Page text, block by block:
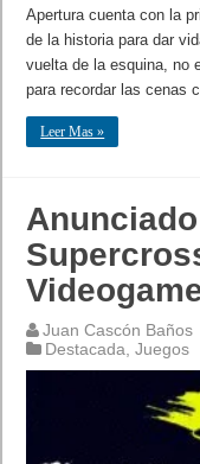
Apertura cuenta con la
de la historia para dar
vuelta de la esquina, no
para recordar las cenas
Leer Mas »
Juan Cascón Baños
Destacada ,Juegos